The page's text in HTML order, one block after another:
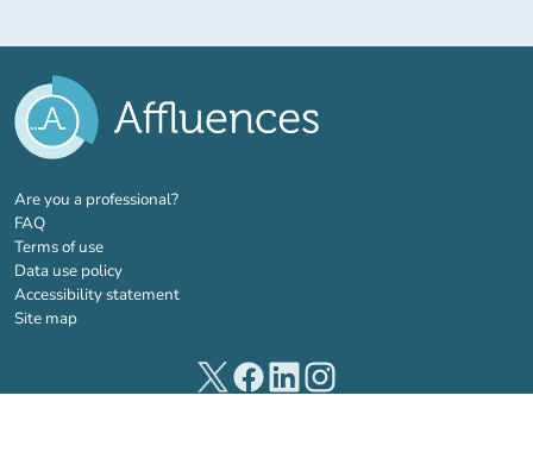
Are you a professional?(new tab)
FAQ
Terms of use
Data use policy
Accessibility statement
Site map
(new tab)(new tab)(new tab)